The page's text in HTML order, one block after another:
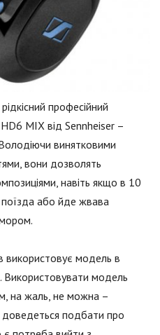
професійний
MIX від Sennheiser –
винятковими
вони дозволять
навіть якщо в 10
або йде жвава
використовує модель в
Використовувати модель
на жаль, не можна –
подбати про